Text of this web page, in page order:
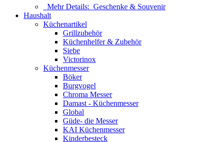
Mehr Details: Geschenke & Souvenir
Haushalt
Küchenartikel
Grillzubehör
Küchenhelfer & Zubehör
Siebe
Victorinox
Küchenmesser
Böker
Burgvogel
Chroma Messer
Damast - Küchenmesser
Global
Güde- die Messer
KAI Küchenmesser
Kinderbesteck